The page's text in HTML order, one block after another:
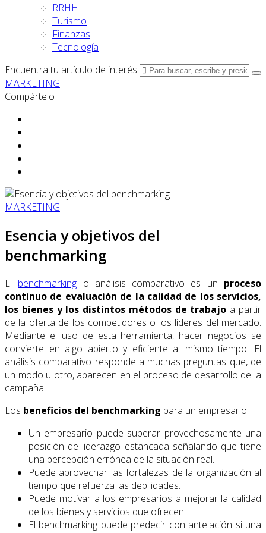
RRHH
Turismo
Finanzas
Tecnología
Encuentra tu artículo de interés
MARKETING
Compártelo
MARKETING
Esencia y objetivos del
benchmarking
El benchmarking o análisis comparativo es un proceso
continuo de evaluación de la calidad de los servicios,
los bienes y los distintos métodos de trabajo a partir
de la oferta de los competidores o los líderes del mercado.
Mediante el uso de esta herramienta, hacer negocios se
convierte en algo abierto y eficiente al mismo tiempo. El
análisis comparativo responde a muchas preguntas que, de
un modo u otro, aparecen en el proceso de desarrollo de la
campaña.
Los beneficios del benchmarking para un empresario:
Un empresario puede superar provechosamente una
posición de liderazgo estancada señalando que tiene
una percepción errónea de la situación real.
Puede aprovechar las fortalezas de la organización al
tiempo que refuerza las debilidades.
Puede motivar a los empresarios a mejorar la calidad
de los bienes y servicios que ofrecen.
El benchmarking puede predecir con antelación si una